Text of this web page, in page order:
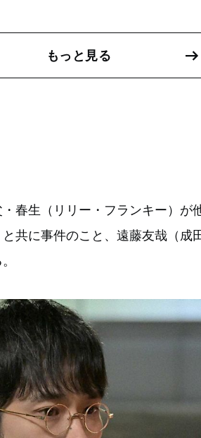
もっと見る
春生（リリー・フランキー）が
共に事件のこと、遠藤友哉（成